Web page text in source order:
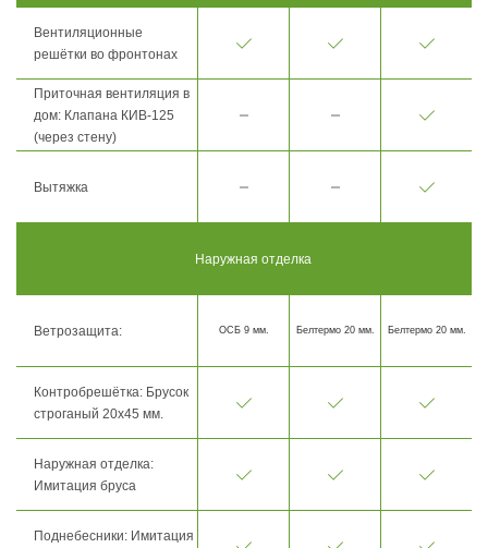
Вентиляционные
решётки во фронтонах
Приточная вентиляция в
дом: Клапана КИВ-125
(через стену)
Вытяжка
Наружная отделка
Ветрозащита: ОСБ 9 мм. Белтермо 20 мм. Белтермо 20 мм.
Контробрешётка: Брусок
строганый 20х45 мм.
Наружная отделка:
Имитация бруса
Поднебесники: Имитация